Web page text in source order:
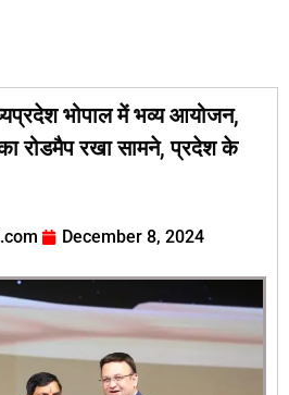
भोपाल में भव्य आयोजन,
रोडमैप रखा सामने, प्रदेश के
December 8, 2024